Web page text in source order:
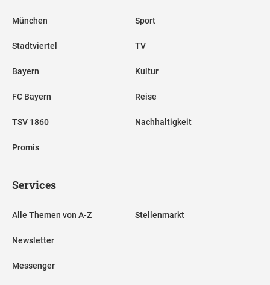
München
Stadtviertel
Bayern
FC Bayern
TSV 1860
Promis
Sport
TV
Kultur
Reise
Nachhaltigkeit
Services
Alle Themen von A-Z
Newsletter
Messenger
Stellenmarkt